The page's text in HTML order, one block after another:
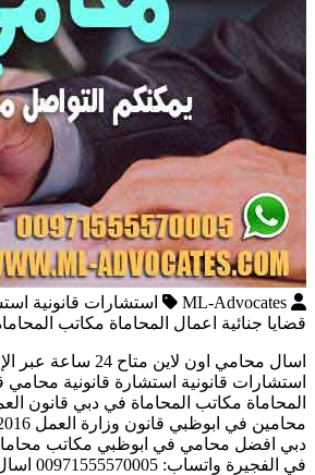
ML-Advocates
استشارات قانونية
قضايا جنائية اعمال المحاماة مكاتب
اسال محامي اون لاين
استشارات قانونية استشارة قانونية محامي
المحاماة مكاتب المحاماة في دبي قانون
دبي افضل محامي في ابوظبي مكاتب
في الفجيرة واتساب: 00971555570005 اسال محامي اون […]